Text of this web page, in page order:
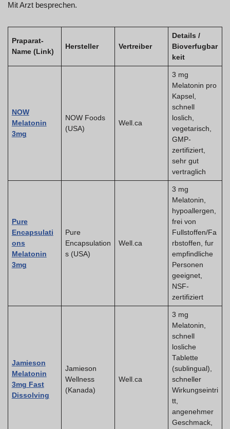
Mit Arzt besprechen.
Praparat-
Name (Link)
Hersteller Vertreiber
Details /
Bioverfugbar
keit
NOW
Melatonin
3mg
NOW Foods
(USA)
Well.ca
3 mg
Melatonin pro
Kapsel,
schnell
loslich,
vegetarisch,
GMP-
zertifiziert,
sehr gut
vertraglich
Pure
Encapsulati
ons
Melatonin
3mg
Pure
Encapsulation
s (USA)
Well.ca
3 mg
Melatonin,
hypoallergen,
frei von
Fullstoffen/Fa
rbstoffen, fur
empfindliche
Personen
geeignet,
NSF-
zertifiziert
Jamieson
Melatonin
3mg Fast
Dissolving
Jamieson
Wellness
(Kanada)
Well.ca
3 mg
Melatonin,
schnell
losliche
Tablette
(sublingual),
schneller
Wirkungseintri
tt,
angenehmer
Geschmack,